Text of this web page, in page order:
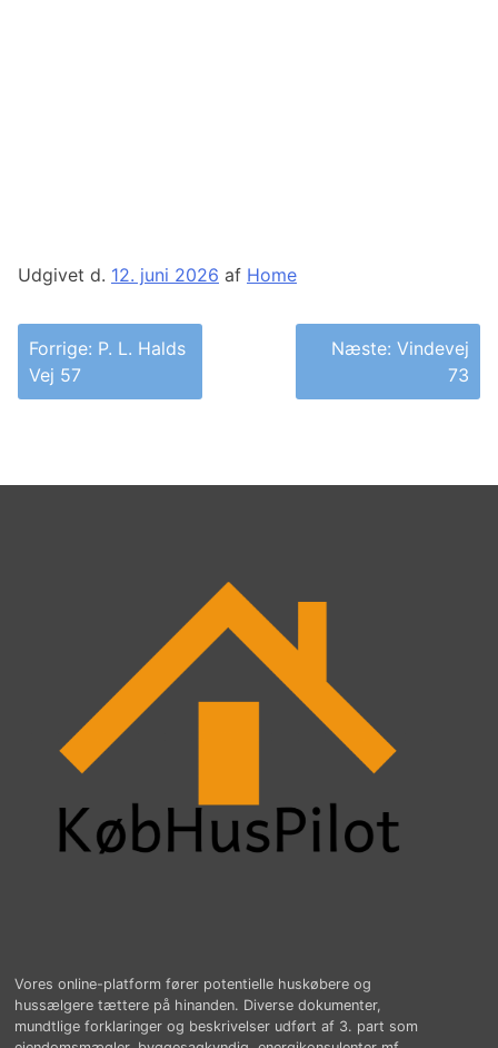
Udgivet d. 12. juni 2026 af Home
Indlægsnavigation
Forrige: P. L. Halds
Vej 57
Næste: Vindevej
73
Vores online-platform fører potentielle huskøbere og
hussælgere tættere på hinanden. Diverse dokumenter,
mundtlige forklaringer og beskrivelser udført af 3. part som